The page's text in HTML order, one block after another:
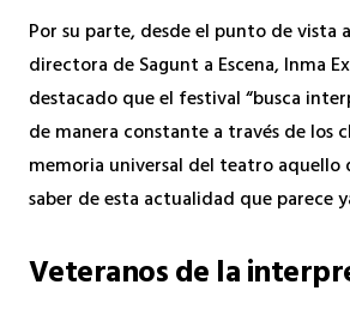
Por su parte, desde el punto de vista
directora de Sagunt a Escena, Inma
destacado que el festival “busca
de manera constante a través de los
memoria universal del teatro aquello
saber de esta actualidad que parece
Veteranos de la